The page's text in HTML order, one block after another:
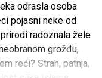
odrasla osoba
pojasni neke od
radoznala žele
grožđu,
reći? Strah, patnja,